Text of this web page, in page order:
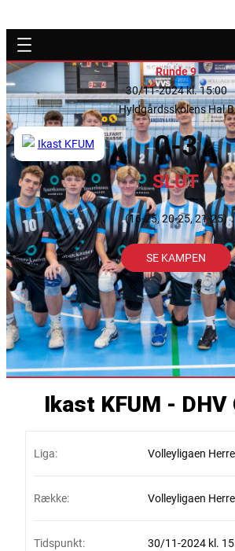
Runde 9
30/11-2024 kl. 15:00
Hyldgårdsskolens Hal B
0-3
SLUT
(16-25, 20-25, 21-25)
SE KAMPEN
Ikast KFUM - DHV
Liga: Volleyligaen
Række: Volleyligaen
Tidspunkt: 30/11-2024 kl.